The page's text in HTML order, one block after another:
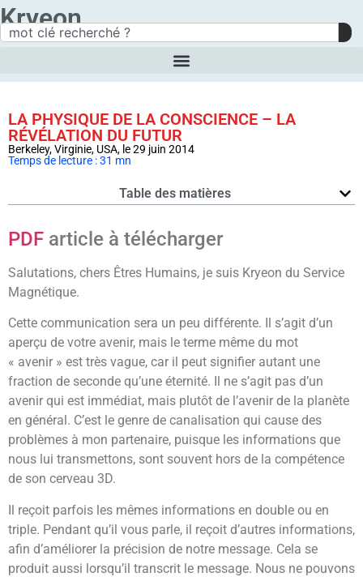
Kryeon
LA PHYSIQUE DE LA CONSCIENCE – LA
RÉVÉLATION DU FUTUR
Berkeley, Virginie, USA, le 29 juin 2014
Temps de lecture : 31 mn
Table des matières
PDF article à télécharger
Salutations, chers Êtres Humains, je suis Kryeon du Service
Magnétique.
Cette communication sera un peu différente. Il s’agit d’un
aperçu de votre avenir, mais le terme même du mot
« avenir » est très vague, car il peut signifier autant une
fraction de seconde qu’une éternité. Il ne s’agit pas d’un
avenir qui est immédiat, mais plutôt de l’avenir de la planète
en général. C’est le genre de canalisation qui cause des
problèmes à mon partenaire, puisque les informations que
nous lui transmettons, sont souvent hors de la compétence
de son cerveau 3D.
Il reçoit parfois les mêmes informations en double ou en
triple. Pendant qu’il vous parle, il reçoit d’autres informations,
afin d’améliorer la précision de notre message. Cela se
produit aussi lorsqu’il transcrit le message. Nous ne pouvons